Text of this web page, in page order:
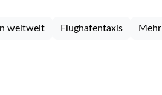
weltweit Flughafentaxis Mehr